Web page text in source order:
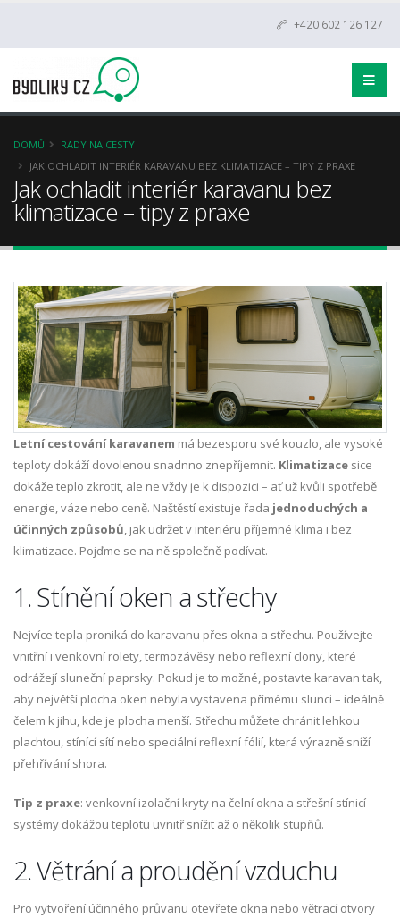
+420 602 126 127
DOMŮ
RADY NA CESTY
JAK OCHLADIT INTERIÉR KARAVANU BEZ KLIMATIZACE – TIPY Z PRAXE
Jak ochladit interiér karavanu bez
klimatizace – tipy z praxe
Letní cestování karavanem má bezesporu své kouzlo, ale vysoké
teploty dokáží dovolenou snadnno znepříjemnit. Klimatizace sice
dokáže teplo zkrotit, ale ne vždy je k dispozici – ať už kvůli spotřebě
energie, váze nebo ceně. Naštěstí existuje řada jednoduchých a
účinných způsobů, jak udržet v interiéru příjemné klima i bez
klimatizace. Pojďme se na ně společně podívat.
1. Stínění oken a střechy
Nejvíce tepla proniká do karavanu přes okna a střechu. Používejte
vnitřní i venkovní rolety, termozávěsy nebo reflexní clony, které
odrážejí sluneční paprsky. Pokud je to možné, postavte karavan tak,
aby největší plocha oken nebyla vystavena přímému slunci – ideálně
čelem k jihu, kde je plocha menší. Střechu můžete chránit lehkou
plachtou, stínící sítí nebo speciální reflexní fólií, která výrazně sníží
přehřívání shora.
Tip z praxe: venkovní izolační kryty na čelní okna a střešní stínicí
systémy dokážou teplotu uvnitř snížit až o několik stupňů.
2. Větrání a proudění vzduchu
Pro vytvoření účinného průvanu otevřete okna nebo větrací otvory